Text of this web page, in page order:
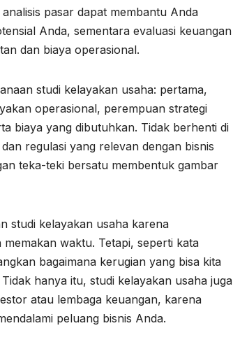
pasar dapat membantu Anda
Anda, sementara evaluasi keuangan
dan biaya operasional.
studi kelayakan usaha: pertama,
operasional, perempuan strategi
biaya yang dibutuhkan. Tidak berhenti di
regulasi yang relevan dengan bisnis
teka-teki bersatu membentuk gambar
studi kelayakan usaha karena
waktu. Tetapi, seperti kata
bagaimana kerugian yang bisa kita
hanya itu, studi kelayakan usaha juga
atau lembaga keuangan, karena
peluang bisnis Anda.